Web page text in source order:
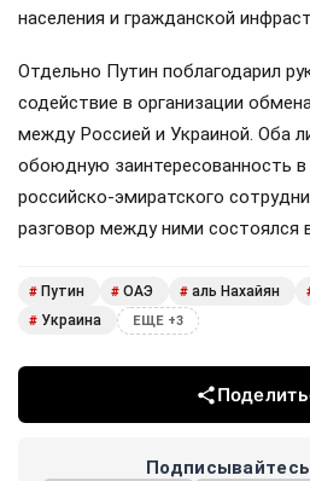
населения и гражданской
Отдельно Путин поблагодарил
содействие в организации
между Россией и Украиной. Оба
обоюдную заинтересованность
российско-эмиратского
разговор между ними состоялся
# Путин # ОАЭ # аль Нахайян
# Украина ЕЩЕ +3